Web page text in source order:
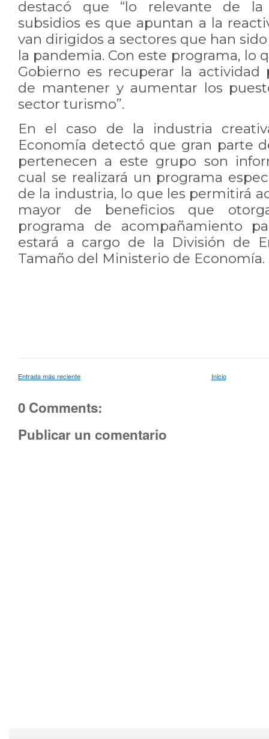
destacó que “lo relevante de
subsidios es que apuntan a la
van dirigidos a sectores que han
la pandemia. Con este programa, lo
Gobierno es recuperar la actividad
de mantener y aumentar los
sector turismo”.
En el caso de la industria
Economía detectó que gran parte
pertenecen a este grupo son
cual se realizará un programa
de la industria, lo que les permitirá
mayor de beneficios que
programa de acompañamiento
estará a cargo de la División de
Tamaño del Ministerio de Economía.
Entrada más reciente Inicio
0 Comments:
Publicar un comentario